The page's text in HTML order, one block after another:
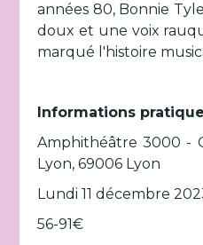
années 80, Bonnie
doux et une voix
marqué l'histoire
Informations
Amphithéâtre 3000 -
Lyon, 69006 Lyon
Lundi 11 décembre
56-91€